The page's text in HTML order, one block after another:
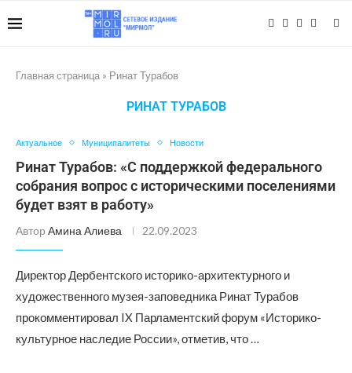
Главная страница » Ринат Турабов
РИНАТ ТУРАБОВ
Актуальное Муниципалитеты Новости
Ринат Турабов: «С поддержкой федерального
собрания вопрос с историческими поселениями
будет взят в работу»
Автор Амина Алиева 22.09.2023
Директор Дербентского историко-архитектурного и
художественного музея-заповедника Ринат Турабов
прокомментировал IX Парламентский форум «Историко-
культурное наследие России», отметив, что …